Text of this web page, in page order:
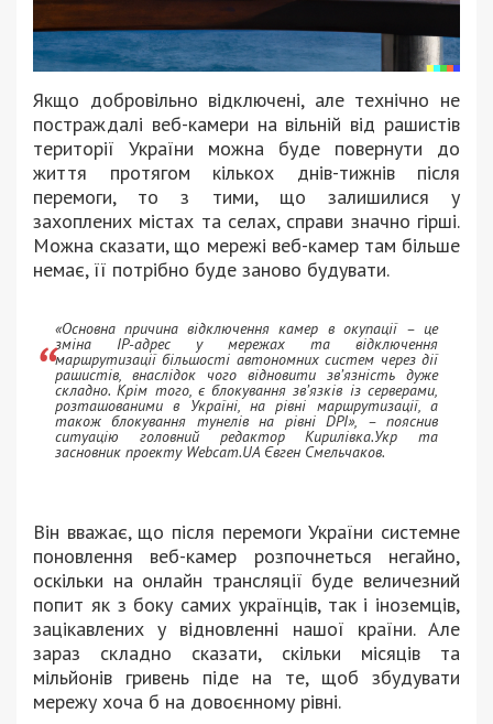
Якщо добровільно відключені, але технічно не
постраждалі веб-камери на вільній від рашистів
території України можна буде повернути до
життя протягом кількох днів-тижнів після
перемоги, то з тими, що залишилися у
захоплених містах та селах, справи значно гірші.
Можна сказати, що мережі веб-камер там більше
немає, її потрібно буде заново будувати.
«Основна причина відключення камер в окупації – це
зміна IP-адрес у мережах та відключення
маршрутизації більшості автономних систем через дії
рашистів, внаслідок чого відновити зв’язність дуже
складно. Крім того, є блокування зв’язків із серверами,
розташованими в Україні, на рівні маршрутизації, а
також блокування тунелів на рівні DPI», – пояснив
ситуацію головний редактор Кирилівка.Укр та
засновник проекту Webcam.UA Євген Смельчаков.
Він вважає, що після перемоги України системне
поновлення веб-камер розпочнеться негайно,
оскільки на онлайн трансляції буде величезний
попит як з боку самих українців, так і іноземців,
зацікавлених у відновленні нашої країни. Але
зараз складно сказати, скільки місяців та
мільйонів гривень піде на те, щоб збудувати
мережу хоча б на довоєнному рівні.